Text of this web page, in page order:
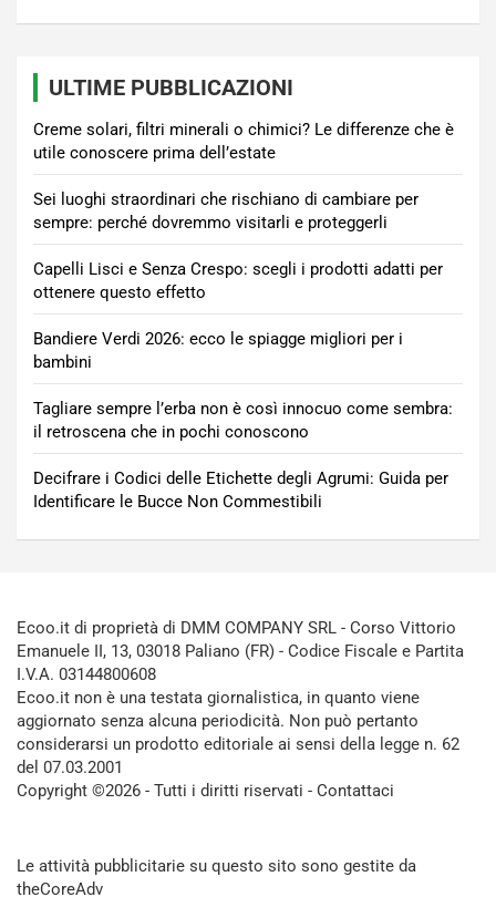
ULTIME PUBBLICAZIONI
Creme solari, filtri minerali o chimici? Le differenze che è
utile conoscere prima dell’estate
Sei luoghi straordinari che rischiano di cambiare per
sempre: perché dovremmo visitarli e proteggerli
Capelli Lisci e Senza Crespo: scegli i prodotti adatti per
ottenere questo effetto
Bandiere Verdi 2026: ecco le spiagge migliori per i
bambini
Tagliare sempre l’erba non è così innocuo come sembra:
il retroscena che in pochi conoscono
Decifrare i Codici delle Etichette degli Agrumi: Guida per
Identificare le Bucce Non Commestibili
Ecoo.it di proprietà di DMM COMPANY SRL - Corso Vittorio
Emanuele II, 13, 03018 Paliano (FR) - Codice Fiscale e Partita
I.V.A. 03144800608
Ecoo.it non è una testata giornalistica, in quanto viene
aggiornato senza alcuna periodicità. Non può pertanto
considerarsi un prodotto editoriale ai sensi della legge n. 62
del 07.03.2001
Copyright ©2026 - Tutti i diritti riservati - Contattaci
Le attività pubblicitarie su questo sito sono gestite da
theCoreAdv